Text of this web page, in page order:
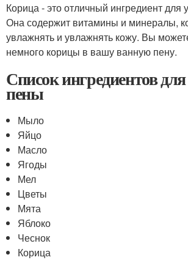
Корица - это отличный ингредиент для
Она содержит витамины и минералы,
увлажнять и увлажнять кожу. Вы
немного корицы в вашу ванную пену.
Список ингредиентов
пены
Мыло
Яйцо
Масло
Ягоды
Мел
Цветы
Мята
Яблоко
Чеснок
Корица